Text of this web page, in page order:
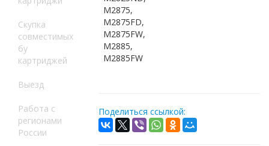
Скупка
совместимых
бу
картриджей
Выезд
Работа с
регионами
России
M2875,
M2875FD,
M2875FW,
M2885,
M2885FW
Поделиться ссылкой: